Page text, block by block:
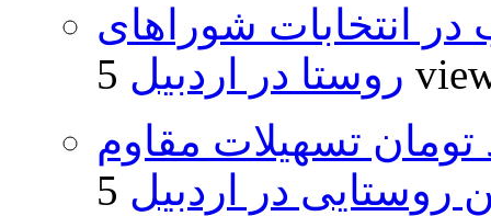
۵۰۰۰ داوطلب در انتخابات شوراهای
روستا در اردبیل 5
و ۴۸۰ میلیارد تومان تسهیلات مقاوم
در اردبیل